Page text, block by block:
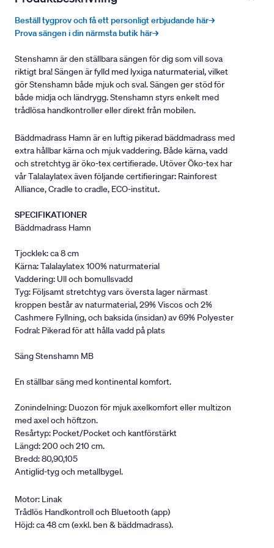
Beställ tygprov och få ett personligt erbjudande här→
Prova sängen i din närmsta butik här→
Stenshamn är den ställbara sängen för dig som vill sova
riktigt bra! Sängen är fylld med lyxiga naturmaterial, vilket
gör Stenshamn både mjuk och sval. Sängen ger stöd för
både midja och ländrygg. Stenshamn styrs enkelt med
trådlösa handkontroller eller direkt från mobilen.
Bäddmadrass Hamn är en luftig pikerad bäddmadrass med
extra hållbar kärna och mjuk vaddering. Både kärna, vadd
och stretchtyg är öko-tex certifierade. Utöver Öko-tex har
vår Talalaylatex även följande certifieringar: Rainforest
Alliance, Cradle to cradle, ECO-institut.
SPECIFIKATIONER
Bäddmadrass Hamn
Tjocklek: ca 8 cm
Kärna: Talalaylatex 100% naturmaterial
Vaddering: Ull och bomullsvadd
Tyg: Följsamt stretchtyg vars översta lager närmast
kroppen består av naturmaterial, 29% Viscos och 2%
Cashmere Fyllning, och baksida (insidan) av 69% Polyester
Fodral: Pikerad för att hålla vadd på plats
Säng Stenshamn MB
En ställbar säng med kontinental komfort.
Zonindelning: Duozon för mjuk axelkomfort eller multizon
med axel och höftzon.
Resårtyp: Pocket/Pocket och kantförstärkt
Längd: 200 och 210 cm.
Bredd: 80,90,105
Antiglid-tyg och metallbygel.
Motor: Linak
Trådlös Handkontroll och Bluetooth (app)
Höjd: ca 48 cm (exkl. ben & bäddmadrass).